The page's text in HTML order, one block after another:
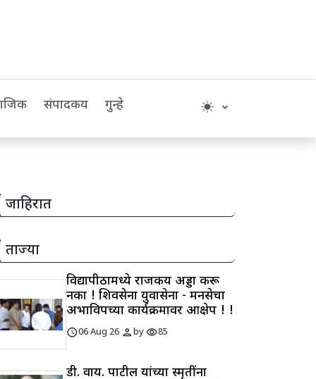
संपादकीय गुन्हे
जाहिरात
ताज्या
विद्यापीठामध्ये राजकीय अड्डा करू
नका ! शिवसेना युवासेना - मनसेचा
अभाविपच्या कार्यक्रमावर आक्षेप ! !
schedule06 Aug 26 personbyvisibility85
डी. वाय. पाटील यांच्या स्मृतींना